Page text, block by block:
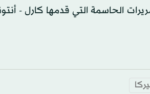
الحاسمة التي قدمها كارل -